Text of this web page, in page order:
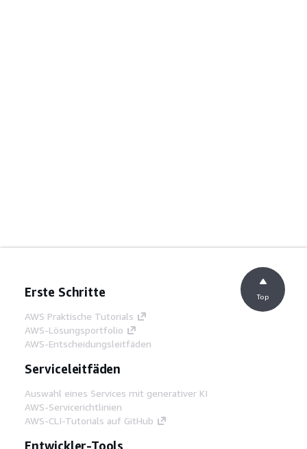
Erste Schritte
AWS Praktische Tutorials
AWS-Lösungsportfolio
AWS-Entscheidungsleitfäden
Serviceleitfäden
Auswahl eines Services mit generativer KI
AWS-Servicerichtlinien
AWS-CLI-Tutorials auf GitHub
Entwickler-Tools
Top